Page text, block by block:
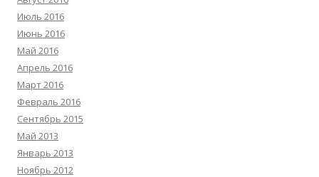
Июль 2016
Июнь 2016
Май 2016
Апрель 2016
Март 2016
Февраль 2016
Сентябрь 2015
Май 2013
Январь 2013
Ноябрь 2012